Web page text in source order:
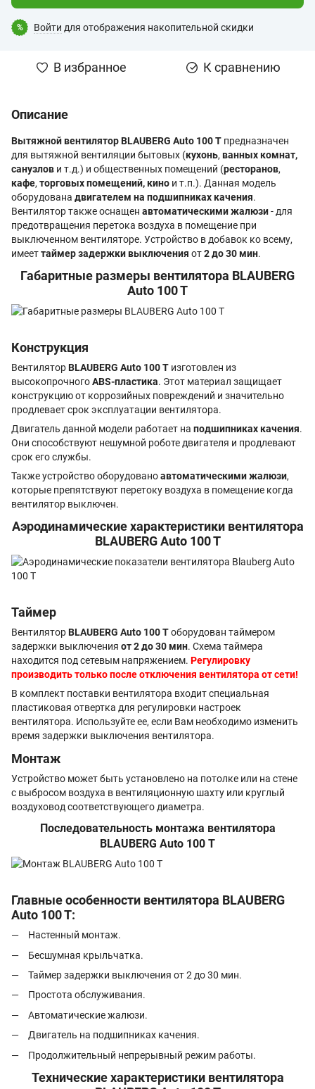
% Войти для отображения накопительной скидки
В избранное К сравнению
Описание
Вытяжной вентилятор BLAUBERG Auto 100 T предназначен
для вытяжной вентиляции бытовых (кухонь, ванных комнат,
санузлов и т.д.) и общественных помещений (ресторанов,
кафе, торговых помещений, кино и т.п.). Данная модель
оборудована двигателем на подшипниках качения.
Вентилятор также оснащен автоматическими жалюзи- для
предотвращения перетока воздуха в помещение при
выключенном вентиляторе. Устройство в добавок ко всему,
имееттаймер задержки выключения от2 до 30 мин.
Габаритные размеры вентилятора BLAUBERG
Auto 100 T
Конструкция
ВентиляторBLAUBERG Auto 100 T изготовлен из
высокопрочногоABS-пластика. Этот материал защищает
конструкцию от коррозийных повреждений и значительно
продлевает срок эксплуатации вентилятора.
Двигатель данной модели работает на подшипниках качения.
Они способствуют нешумной роботе двигателя и продлевают
срок его службы.
Также устройство оборудованоавтоматическими жалюзи,
которые препятствуют перетоку воздуха в помещение когда
вентилятор выключен.
Аэродинамические характеристики вентилятора
BLAUBERG Auto 100 T
Таймер
ВентиляторBLAUBERG Auto 100 Tоборудован таймером
задержки выключения от 2 до 30 мин. Схема таймера
находится под сетевым напряжением. Регулировку
производить только после отключения вентилятора от сети!
В комплект поставки вентилятора входит специальная
пластиковая отвертка для регулировки настроек
вентилятора. Используйте ее, если Вам необходимо изменить
время задержки выключения вентилятора.
Монтаж
Устройство может быть установлено на потолке или на стене
с выбросом воздуха в вентиляционную шахту или круглый
воздуховод соответствующего диаметра.
Последовательность монтажа вентилятора
BLAUBERG Auto 100 T
Главные особенности вентилятора BLAUBERG
Auto 100 T:
Настенный монтаж.
Бесшумная крыльчатка.
Таймер задержки выключения от 2 до 30 мин.
Простота обслуживания.
Автоматические жалюзи.
Двигатель на подшипниках качения.
Продолжительный непрерывный режим работы.
Технические характеристики вентилятора